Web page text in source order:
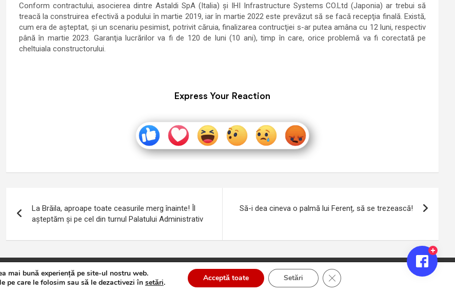
Conform contractului, asocierea dintre Astaldi SpA (Italia) şi IHI Infrastructure Systems CO.Ltd (Japonia) ar trebui să
treacă la construirea efectivă a podului în martie 2019, iar în martie 2022 este prevăzut să se facă recepţia finală. Există,
cum era de aşteptat, şi un scenariu pesimist, potrivit căruia, finalizarea contrucţiei s-ar putea amâna cu 12 luni, respectiv
până în martie 2023. Garanţia lucrărilor va fi de 120 de luni (10 ani), timp în care, orice problemă va fi corectată pe
cheltuiala constructorului.
Express Your Reaction
în
articole
La Brăila, aproape toate ceasurile merg înainte! Îl
așteptăm și pe cel din turnul Palatului Administrativ
Să-i dea cineva o palmă lui Ferenț, să se trezească!
Theme by:Theme Horse Proudly Powered by: WordPress
mai bună experiență pe site-ul nostru web.
pe care le folosim sau să le dezactivezi în setări. Acceptă toate Setări Close GDPR Cookie Banner